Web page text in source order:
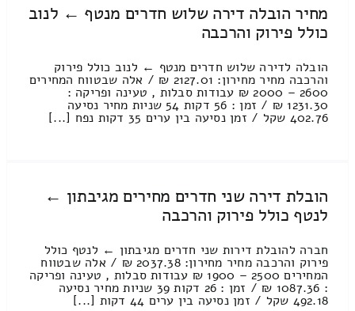
מחיר הובלה דירה שלוש חדרים מנטף ← לנוב
כולל פירוק והרכבה
הובלה לדירה שלוש חדרים מנטף ← לנוב כולל פירוק
והרכבה מחיר מחירון: 2127.01 ₪ / אלה שבטווח המחירים
2600 – 2000 ₪ עבודות סבלות , טעינה ופריקה :
1231.30 ₪ / זמן : 56 דקות 54 שניות מחיר נסיעה
402.76 שקל / זמן נסיעה בין ערים 35 דקות נפח [...]
הובלת דירה שני חדרים מחירים מגיבתון ←
לנטף כולל פירוק והרכבה
חברה להובלת דירות שני חדרים מגיבתון ← לנטף כולל
פירוק והרכבה מחיר מחירון: 2037.38 ₪ / אלה שבטווח
המחירים 2500 – 1900 ₪ עבודות סבלות , טעינה ופריקה
: 1087.36 ₪ / זמן : 26 דקות 39 שניות מחיר נסיעה
492.18 שקל / זמן נסיעה בין ערים 44 דקות [...]